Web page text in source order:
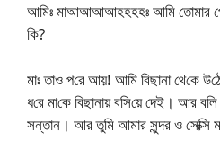
আ‌মিঃ মাআআআআহহহহঃ আ‌মি তোমার
কি?
মাঃ তাও প‌রে আয়! আ‌মি বিছানা থে‌কে
ধ‌রে মা‌কে বিছানায় ব‌সি‌য়ে দেই। আর
সন্তান। আর তু‌মি আমার সুন্দর ও সে‌ক্সি